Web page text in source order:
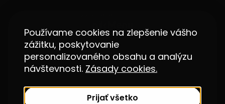
Používame cookies na zlepšenie vášho
zážitku, poskytovanie
personalizovaného obsahu a analýzu
návštevnosti. Zásady cookies.
Prijať všetko